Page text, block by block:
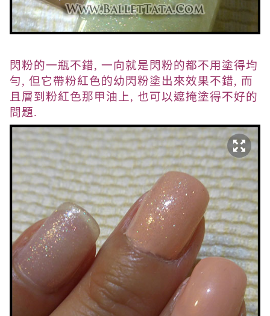
閃粉的一瓶不錯, 一向就是閃粉的都不用塗得均
勻, 但它帶粉紅色的幼閃粉塗出來效果不錯, 而
且層到粉紅色那甲油上, 也可以遮掩塗得不好的
問題.